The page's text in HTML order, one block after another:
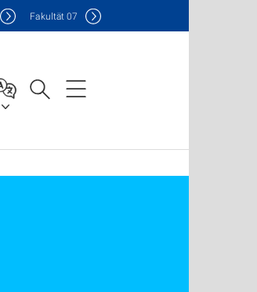
Fakultät07